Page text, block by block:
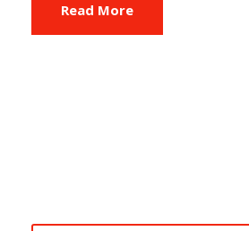
Read More